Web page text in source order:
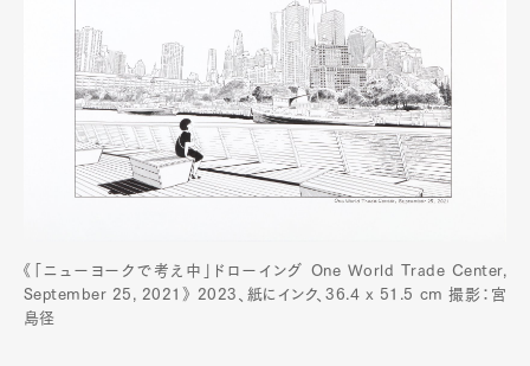
《「ニューヨークで考え中」ドローイング One World Trade Center,
September 25, 2021》 2023、紙にインク、36.4 x 51.5 cm 撮影：宮
島径